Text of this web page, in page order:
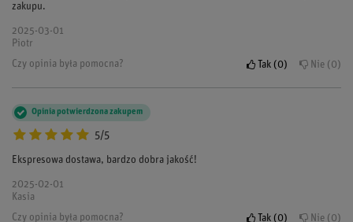
zakupu.
2025-03-01
Piotr
Czy opinia była pomocna?
Tak 0 Nie 0
5/5
Opinia potwierdzona zakupem
Ekspresowa dostawa, bardzo dobra jakość!
2025-02-01
Kasia
Czy opinia była pomocna?
Tak 0 Nie 0